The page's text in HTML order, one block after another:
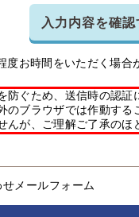
入力内容を確認
お時間をいただく場合
防ぐため、送信時の認
ブラウザでは作動する
が、ご理解ご了承のほ
メールフォーム